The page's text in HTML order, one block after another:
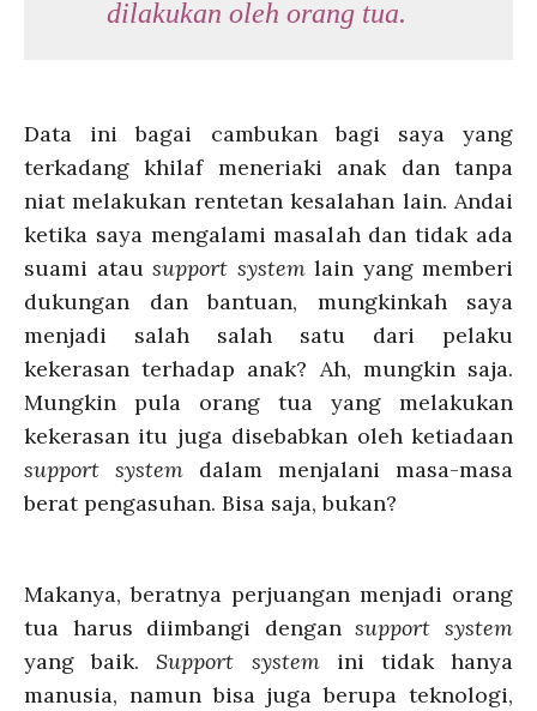
dilakukan oleh orang tua.
Data ini bagai cambukan bagi saya yang
terkadang khilaf meneriaki anak dan tanpa
niat melakukan rentetan kesalahan lain. Andai
ketika saya mengalami masalah dan tidak ada
suami atau support system lain yang memberi
dukungan dan bantuan, mungkinkah saya
menjadi salah salah satu dari pelaku
kekerasan terhadap anak? Ah, mungkin saja.
Mungkin pula orang tua yang melakukan
kekerasan itu juga disebabkan oleh ketiadaan
support system dalam menjalani masa-masa
berat pengasuhan. Bisa saja, bukan?
Makanya, beratnya perjuangan menjadi orang
tua harus diimbangi dengansupport system
yang baik.Support systemini tidak hanya
manusia, namun bisa juga berupa teknologi,